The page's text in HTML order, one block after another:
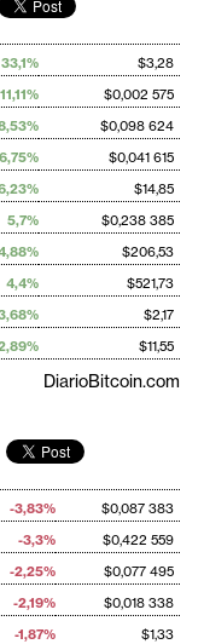
33,1%
$3,28
11,11%
$0,002 575
$0,098 624
6,75%
$0,041 615
$14,85
5,7%
$0,238 385
$206,53
4,4%
$521,73
$2,17
$11,55
DiarioBitcoin.com
-3,83%
$0,087 383
-3,3%
$0,422 559
-2,25%
$0,077 495
-2,19%
$0,018 338
-1,87%
$1,33